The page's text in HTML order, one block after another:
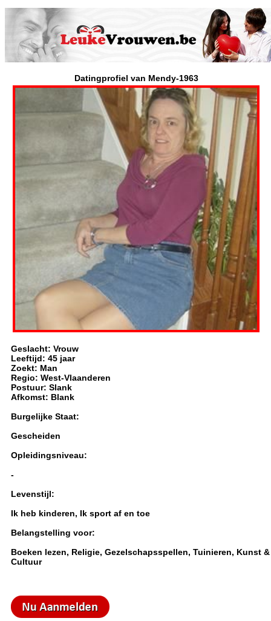
Datingprofiel van Mendy-1963
Geslacht: Vrouw
Leeftijd: 45 jaar
Zoekt: Man
Regio: West-Vlaanderen
Postuur: Slank
Afkomst: Blank
Burgelijke Staat:
Gescheiden
Opleidingsniveau:
-
Levenstijl:
Ik heb kinderen, Ik sport af en toe
Belangstelling voor:
Boeken lezen, Religie, Gezelschapsspellen, Tuinieren, Kunst &
Cultuur